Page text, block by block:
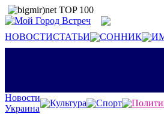
НОВОСТИСТАТЬИ СОННИК
Новости
Украина
Культура Спорт